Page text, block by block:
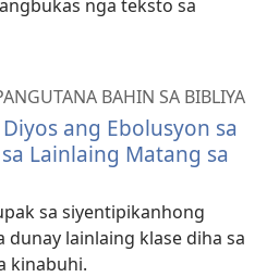
nga teksto sa
BAHIN SA BIBLIYA
ang Ebolusyon sa
Lainlaing Matang sa
sa siyentipikanhong
dunay lainlaing klase diha sa
kinabuhi.